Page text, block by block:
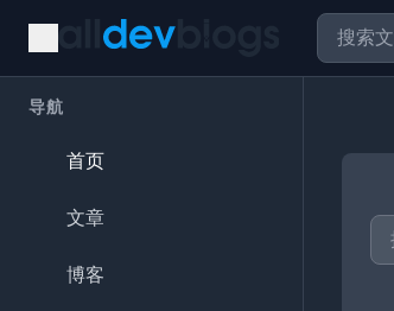
导航
首页
文章
博客